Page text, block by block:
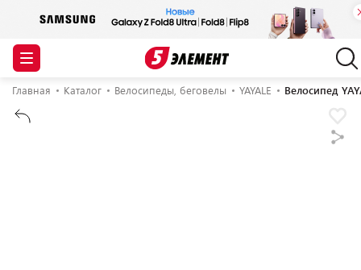
Главная Каталог Велосипеды, беговелы YAYALE Велосипед